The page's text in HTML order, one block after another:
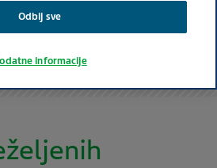
reakcija na lek
Odbij sve
informacije